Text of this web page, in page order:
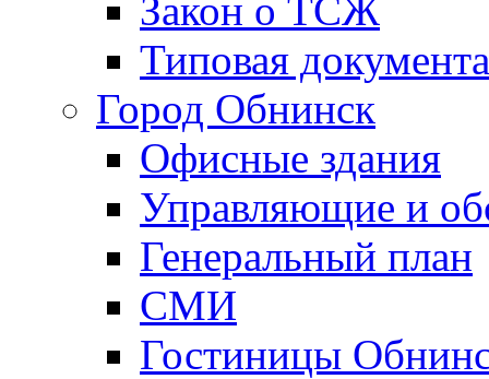
Закон о ТСЖ
Типовая
Город Обнинск
Офисные здания
Управляющие и
Генеральный план
СМИ
Гостиницы